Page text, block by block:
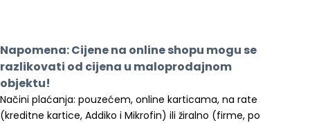
Napomena: Cijene na online shopu mogu se
razlikovati od cijena u maloprodajnom
objektu!
Načini plaćanja: pouzećem, online karticama, na rate
(kreditne kartice, Addiko i Mikrofin) ili žiralno (firme, po